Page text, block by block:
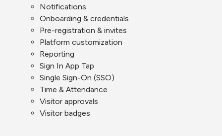
Notifications
Onboarding & credentials
Pre-registration & invites
Platform customization
Reporting
Sign In App Tap
Single Sign-On (SSO)
Time & Attendance
Visitor approvals
Visitor badges